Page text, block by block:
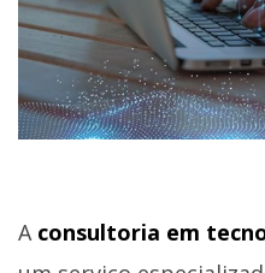
A consultoria em